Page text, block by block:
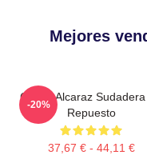
Mejores
Carlos Alcaraz
Repuesto
37,67 € - 44,11 €
-20%